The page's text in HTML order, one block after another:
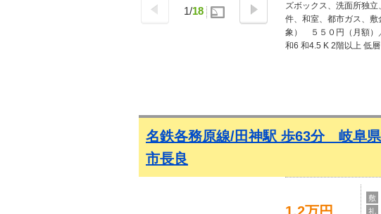
1/18
ズボックス、洗面所独
件、和室、都市ガス、
象） ５５０円（月額）
和6 和4.5 K 2階以上 低
名鉄各務原線/田神駅 歩63分 岐阜
市長良
敷
礼